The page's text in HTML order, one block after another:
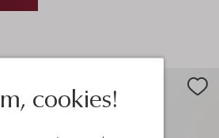
cookies!